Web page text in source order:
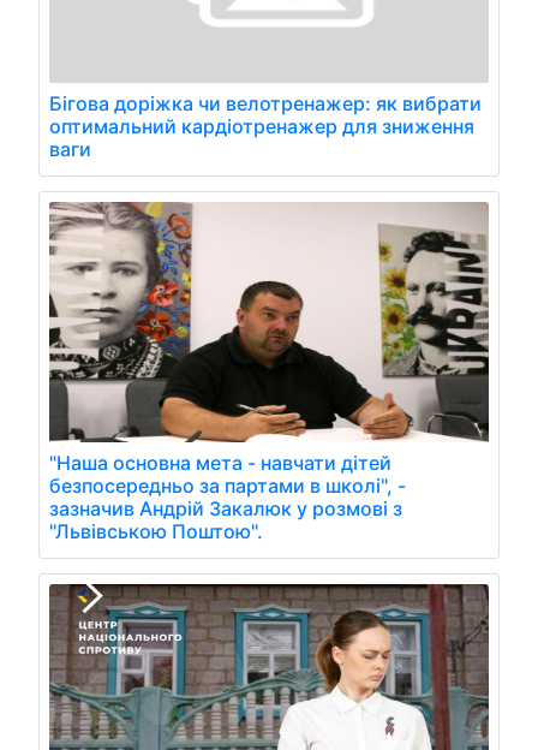
Бігова доріжка чи велотренажер: як вибрати
оптимальний кардіотренажер для зниження
ваги
"Наша основна мета - навчати дітей
безпосередньо за партами в школі", -
зазначив Андрій Закалюк у розмові з
"Львівською Поштою".